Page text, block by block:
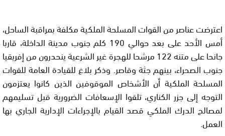
اعترضت عناصر من القوات المسلحة الملكية مكلفة بمراقبة الساحل،
أمس الأحد على بعد حوالي 190 كلم جنوب مدينة الداخلة، قاربا
جانحا على متنه 122 مرشحا للهجرة غير الشرعية ينحدرون من إفريقيا
جنوب الصحراء، بينهم جثة وقاصر. وذكر بلاغ للقيادة العامة للقوات
المسلحة الملكية أن الأشخاص الموقوفين الذين كانوا يعتزمون
التوجه إلى جزر الكناري، تلقوا الإسعافات الضرورية قبل تسليمهم
لمصالح الدرك الملكي قصد القيام بالإجراءات الإدارية الجاري بها
العمل.